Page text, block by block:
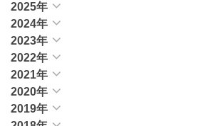
2025年
2024年
2023年
2022年
2021年
2020年
2019年